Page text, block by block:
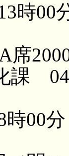
13時
課
時